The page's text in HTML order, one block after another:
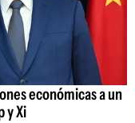
económicas a un
y Xi